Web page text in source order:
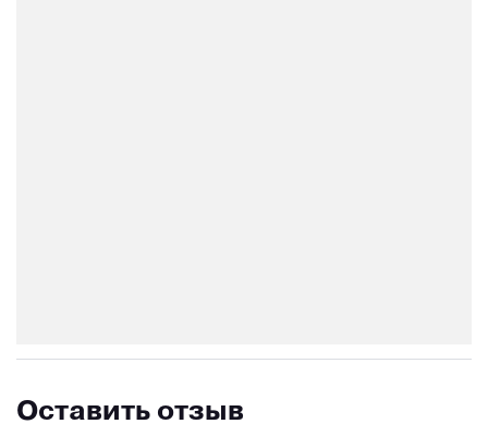
Оставить отзыв